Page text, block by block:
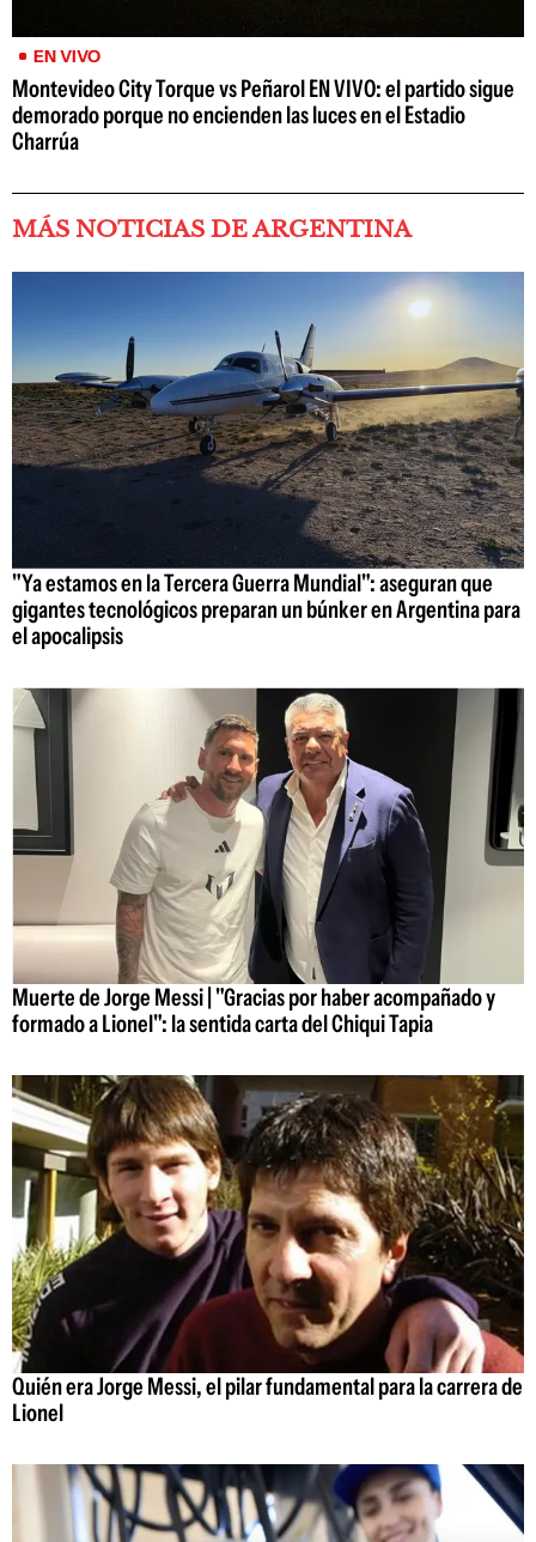
EN VIVO
Montevideo City Torque vs Peñarol EN VIVO: el partido sigue
demorado porque no encienden las luces en el Estadio
Charrúa
MÁS NOTICIAS DE ARGENTINA
"Ya estamos en la Tercera Guerra Mundial": aseguran que
gigantes tecnológicos preparan un búnker en Argentina para
el apocalipsis
Muerte de Jorge Messi | "Gracias por haber acompañado y
formado a Lionel": la sentida carta del Chiqui Tapia
Quién era Jorge Messi, el pilar fundamental para la carrera de
Lionel